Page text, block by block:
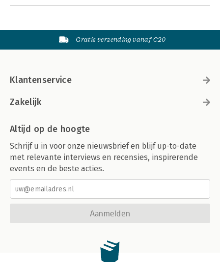
Gratis verzending vanaf €20
Klantenservice
Zakelijk
Altijd op de hoogte
Schrijf u in voor onze nieuwsbrief en blijf up-to-date
met relevante interviews en recensies, inspirerende
events en de beste acties.
Aanmelden